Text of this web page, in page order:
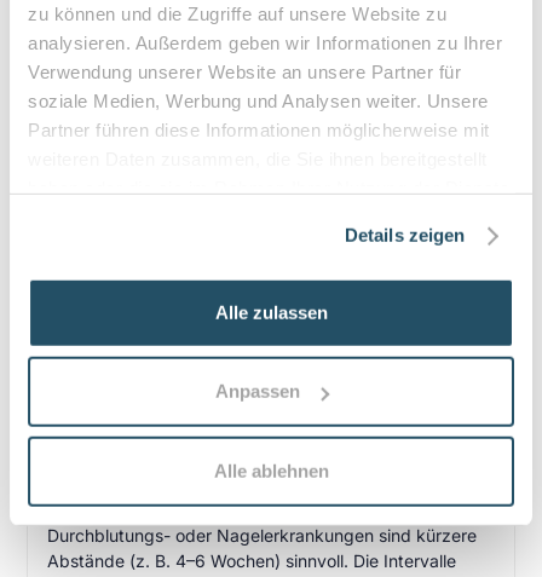
zu können und die Zugriffe auf unsere Website zu
analysieren. Außerdem geben wir Informationen zu Ihrer
Verwendung unserer Website an unsere Partner für
soziale Medien, Werbung und Analysen weiter. Unsere
Partner führen diese Informationen möglicherweise mit
Details zeigen
Alle zulassen
Anpassen
Alle ablehnen
Häufige Fragen zum Praxisbesuch
Was versteht man unter medizinischer
Behandlung von Nägeln, Hornhaut, Druckstellen und
Berücksichtigung von Risikofaktoren wie Diabetes oder
qualifizierte Podologinnen oder Podologen.
Fußpflege gehen?
Das Intervall richtet sich nach dem individuellen Bedarf:
im Allgemeinen alle 4–12 Wochen. Bei Diabetes,
Durchblutungs- oder Nagelerkrankungen sind kürzere
Abstände (z. B. 4–6 Wochen) sinnvoll. Die Intervalle